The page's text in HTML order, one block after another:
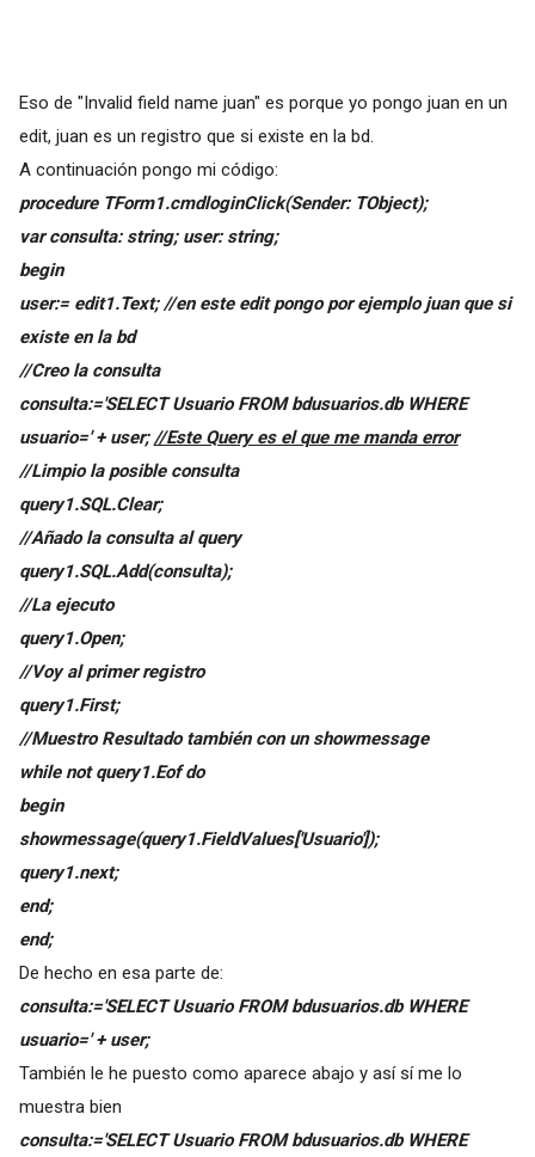
Eso de "Invalid field name juan" es porque yo pongo juan en un
edit, juan es un registro que si existe en la bd.
A continuación pongo mi código:
procedure TForm1.cmdloginClick(Sender: TObject);
var consulta: string; user: string;
begin
user:= edit1.Text; //en este edit pongo por ejemplo juan que si
existe en la bd
//Creo la consulta
consulta:='SELECT Usuario FROM bdusuarios.db WHERE
usuario=' + user;//Este Query es el que me manda error
//Limpio la posible consulta
query1.SQL.Clear;
//Añado la consulta al query
query1.SQL.Add(consulta);
//La ejecuto
query1.Open;
//Voy al primer registro
query1.First;
//Muestro Resultado también con un showmessage
while not query1.Eof do
begin
showmessage(query1.FieldValues['Usuario']);
query1.next;
end;
end;
De hecho en esa parte de:
consulta:='SELECT Usuario FROM bdusuarios.db WHERE
usuario=' + user;
También le he puesto como aparece abajo y así sí me lo
muestra bien
consulta:='SELECT Usuario FROM bdusuarios.db WHERE